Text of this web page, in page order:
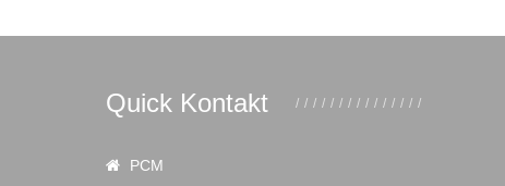
Quick Kontakt
PCM